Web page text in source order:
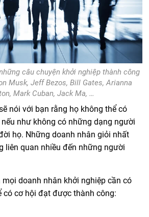
câu chuyện khởi nghiệp thành công
Musk, Jeff Bezos, Bill Gates, Arianna
Mark Cuban, Jack Ma, …
nói với bạn rằng họ không thể có
như không có những dạng người
họ. Những doanh nhân giỏi nhất
liên quan nhiều đến những người
doanh nhân khởi nghiệp cần có
có cơ hội đạt được thành công: